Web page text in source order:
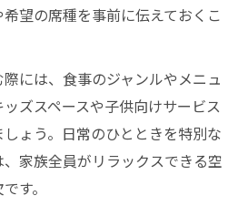
望の席種を事前に伝えておくこ
には、食事のジャンルやメニュ
ズスペースや子供向けサービス
ょう。日常のひとときを特別な
家族全員がリラックスできる空
す。